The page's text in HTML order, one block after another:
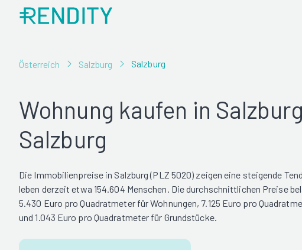
Österreich Salzburg Salzburg
Wohnung kaufen in
Salzburg
Die Immobilienpreise in Salzburg (PLZ 5020) zeigen eine steigende
leben derzeit etwa 154.604 Menschen. Die durchschnittlichen Preise
5.430 Euro pro Quadratmeter für Wohnungen, 7.125 Euro pro
und 1.043 Euro pro Quadratmeter für Grundstücke.